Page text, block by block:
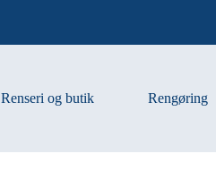
Renseri og butik Rengøring